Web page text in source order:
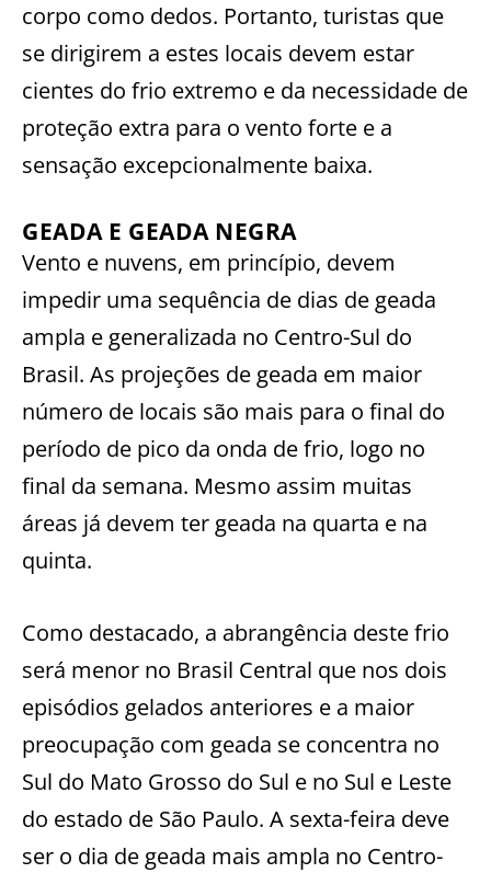
corpo como dedos. Portanto, turistas que
se dirigirem a estes locais devem estar
cientes do frio extremo e da necessidade de
proteção extra para o vento forte e a
sensação excepcionalmente baixa.
GEADA E GEADA NEGRA
Vento e nuvens, em princípio, devem
impedir uma sequência de dias de geada
ampla e generalizada no Centro-Sul do
Brasil. As projeções de geada em maior
número de locais são mais para o final do
período de pico da onda de frio, logo no
final da semana. Mesmo assim muitas
áreas já devem ter geada na quarta e na
quinta.
Como destacado, a abrangência deste frio
será menor no Brasil Central que nos dois
episódios gelados anteriores e a maior
preocupação com geada se concentra no
Sul do Mato Grosso do Sul e no Sul e Leste
do estado de São Paulo. A sexta-feira deve
ser o dia de geada mais ampla no Centro-